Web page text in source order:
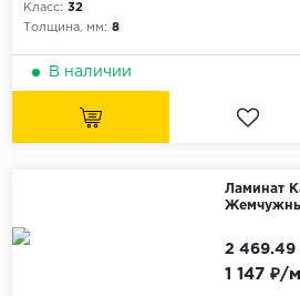
Класс: 32
Толщина, мм: 8
В наличии
Ламинат
1 147 ₽/
2 469.49